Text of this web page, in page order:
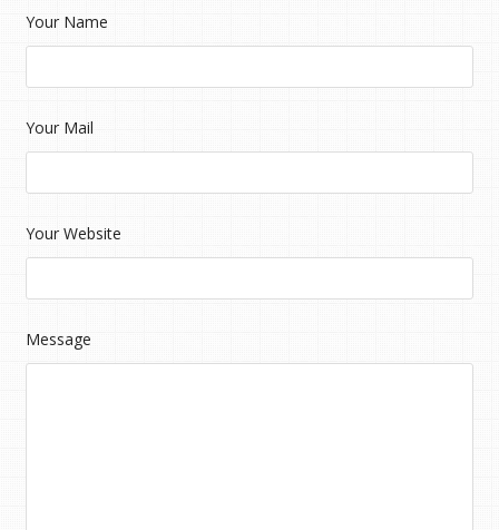
Your Name
Your Mail
Your Website
Message